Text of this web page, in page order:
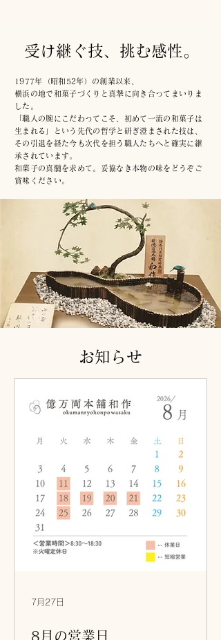
受け継ぐ技、挑む感性。
1977年（昭和52年）の創業以来、
横浜の地で和菓子づくりと真摯に向き合ってまいりま
した。
「職人の腕にこだわってこそ、初めて一流の和菓子は
生まれる」という 先代の哲学と研ぎ澄まされた技は、
その引退を経た今も 次代を担う職人たちへと確実に継
承されています。
和菓子の真髄を求めて。妥協なき本物の味をどうぞご
賞味ください。
お知らせ
8月の営業日
7月27日